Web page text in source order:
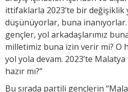
ittifaklarla 2023’te bir değişiklik
düşünüyorlar, buna
gençler, yol arkadaşlarımız
milletimiz buna izin verir mi? O
yol yola devam. 2023’te
hazır mı?”
Bu sırada partili gençlerin